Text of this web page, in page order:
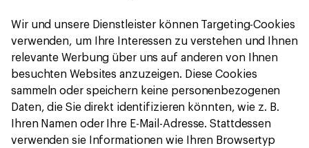
Wir und unsere Dienstleister können Targeting-Cookies
verwenden, um Ihre Interessen zu verstehen und Ihnen
relevante Werbung über uns auf anderen von Ihnen
besuchten Websites anzuzeigen. Diese Cookies
sammeln oder speichern keine personenbezogenen
Daten, die Sie direkt identifizieren könnten, wie z. B.
Ihren Namen oder Ihre E-Mail-Adresse. Stattdessen
verwenden sie Informationen wie Ihren Browsertyp